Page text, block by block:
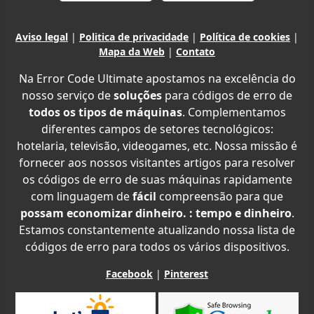
Aviso legal | Politica de privacidade | Política de cookies |
Mapa da Web | Contato
Na Error Code Ultimate apostamos na excelência do
nosso serviço desoluções para códigos de erro de
todos os tipos de máquinas. Complementamos
diferentes campos de setores tecnológicos:
hotelaria, televisão, videogames, etc. Nossa missão é
fornecer aos nossos visitantes artigos para resolver
os códigos de erro de suas máquinas rapidamente
com linguagem defácil compreensão para que
possam economizar dinheiro. : tempo e dinheiro.
Estamos constantemente atualizando nossa lista de
códigos de erro para todos os vários dispositivos.
Facebook | Pinterest